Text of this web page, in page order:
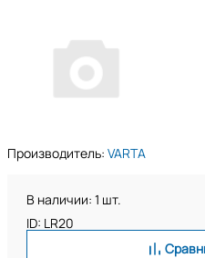
Производитель: VARTA
В наличии: 1 шт.
ID: LR20